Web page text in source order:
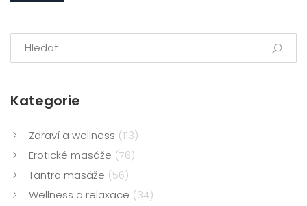
Kategorie
Zdraví a wellness (113)
Erotické masáže (76)
Tantra masáže (56)
Wellness a relaxace (34)